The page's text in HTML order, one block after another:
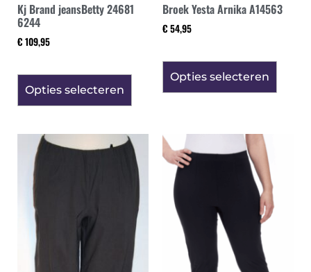
Kj Brand jeansBetty 24681
6244
€ 109,95
Opties selecteren
Broek Yesta Arnika A14563
€ 54,95
Opties selecteren